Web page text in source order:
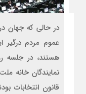
در حالی که جهان
عموم مردم
هستند، در جلسه
نمایندگان خانه
قانون انتخابات